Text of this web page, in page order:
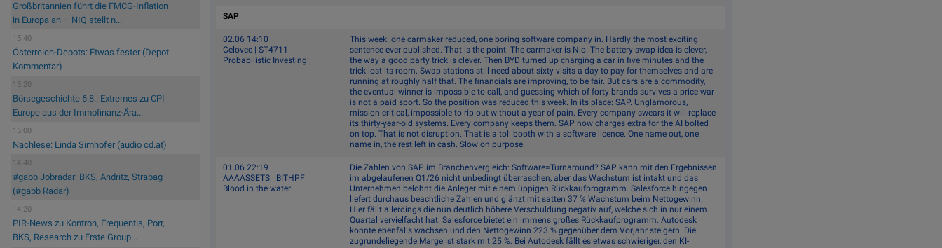
Großbritannien führt die FMCG-Inflation
in Europa an – NIQ stellt n...
15:40
Österreich-Depots: Etwas fester (Depot
Kommentar)
15:20
Börsegeschichte 6.8.: Extremes zu CPI
Europe aus der Immofinanz-Ära...
15:00
Nachlese: Linda Simhofer (audio cd.at)
14:40
#gabb Jobradar: BKS, Andritz, Strabag
(#gabb Radar)
14:20
PIR-News zu Kontron, Frequentis, Porr,
BKS, Research zu Erste Group...
SAP
02.06 14:10
Celovec | ST4711
Probabilistic Investing
This week: one carmaker reduced, one boring software company in. Hardly the most exciting
sentence ever published. That is the point. The carmaker is Nio. The battery-swap idea is clever,
the way a good party trick is clever. Then BYD turned up charging a car in five minutes and the
trick lost its room. Swap stations still need about sixty visits a day to pay for themselves and are
running at roughly half that. The financials are improving, to be fair. But cars are a commodity,
the eventual winner is impossible to call, and guessing which of forty brands survives a price war
is not a paid sport. So the position was reduced this week. In its place: SAP. Unglamorous,
mission-critical, impossible to rip out without a year of pain. Every company swears it will replace
its thirty-year-old systems. Every company keeps them. SAP now charges extra for the AI bolted
on top. That is not disruption. That is a toll booth with a software licence. One name out, one
name in, the rest left in cash. Slow on purpose.
01.06 22:19
AAAASSETS | BITHPF
Blood in the water
Die Zahlen von SAP im Branchenvergleich: Software=Turnaround? SAP kann mit den Ergebnissen
im abgelaufenen Q1/26 nicht unbedingt überraschen, aber das Wachstum ist intakt und das
Unternehmen belohnt die Anleger mit einem üppigen Rückkaufprogramm. Salesforce hingegen
liefert durchaus beachtliche Zahlen und glänzt mit satten 37 % Wachstum beim Nettogewinn.
Hier fällt allerdings die nun deutlich höhere Verschuldung negativ auf, welche sich in nur einem
Quartal vervielfacht hat. Salesforce bietet ein immens großes Rückkaufprogramm. Autodesk
konnte ebenfalls wachsen und den Nettogewinn 223 % gegenüber dem Vorjahr steigern. Die
zugrundeliegende Marge ist stark mit 25 %. Bei Autodesk fällt es etwas schwieriger, den KI-